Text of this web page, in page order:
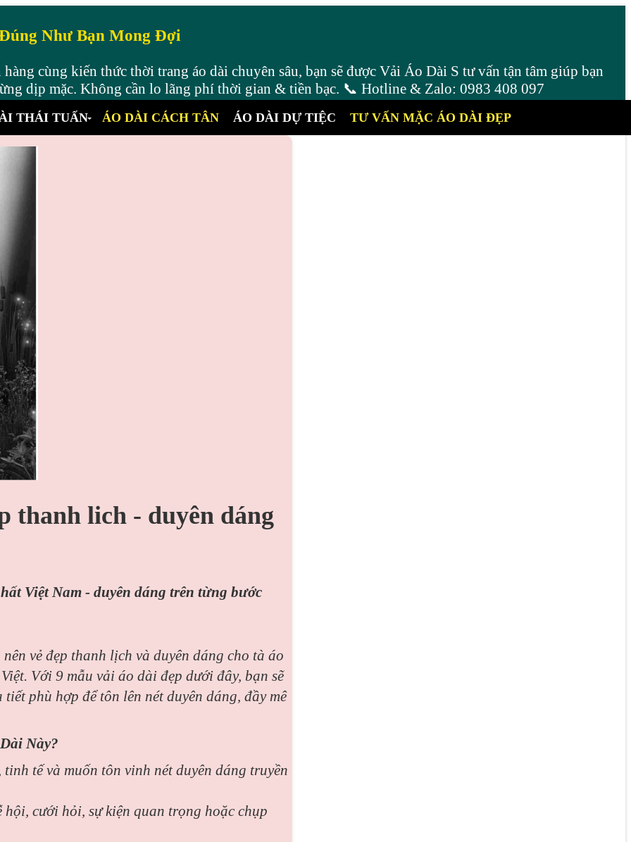
Như Bạn Mong Đợi
cùng kiến thức thời trang áo dài chuyên sâu, bạn sẽ được Vải Áo Dài S tư vấn tận tâm giúp bạn
dịp mặc. Không cần lo lãng phí thời gian & tiền bạc. 📞 Hotline & Zalo: 0983 408 097
THÁI TUẤN ÁO DÀI CÁCH TÂN ÁO DÀI DỰ TIỆC TƯ VẤN MẶC ÁO DÀI ĐẸP
thanh lich - duyên dáng
Việt Nam - duyên dáng trên từng bước
vẻ đẹp thanh lịch và duyên dáng cho tà áo
Với 9 mẫu vải áo dài đẹp dưới đây, bạn sẽ
phù hợp để tôn lên nét duyên dáng, đầy mê
Này?
tế và muốn tôn vinh nét duyên dáng truyền
cưới hỏi, sự kiện quan trọng hoặc chụp